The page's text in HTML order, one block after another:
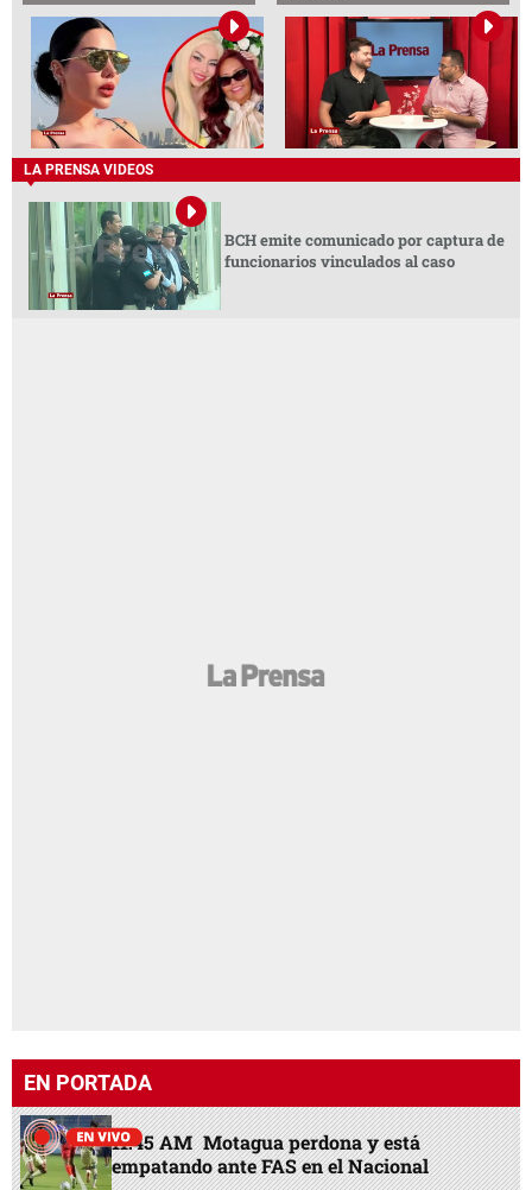
LA PRENSA VIDEOS
BCH emite comunicado por captura de
funcionarios vinculados al caso
EN PORTADA
11:45 AM Motagua perdona y está
empatando ante FAS en el Nacional